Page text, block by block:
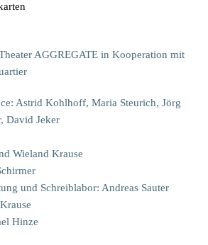
AGGREGATE in Kooperation mit
Astrid Kohlhoff, Maria Steurich, Jörg
David Jeker
Wieland Krause
und Schreiblabor: Andreas Sauter
Hinze